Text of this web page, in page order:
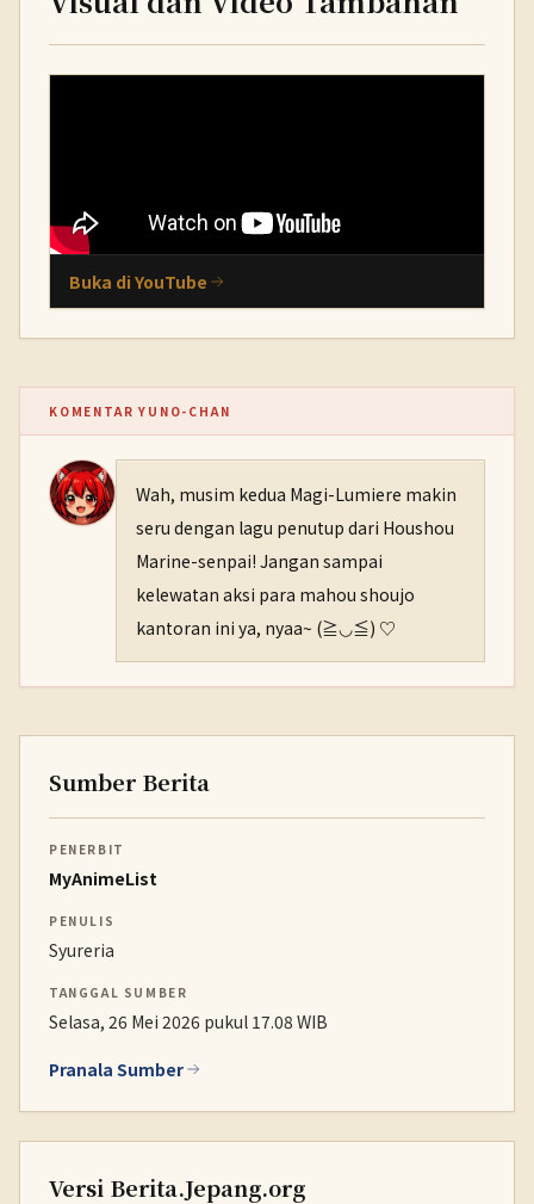
Buka di YouTube
KOMENTAR YUNO-CHAN
Wah, musim kedua Magi-Lumiere makin
seru dengan lagu penutup dari Houshou
Marine-senpai! Jangan sampai
kelewatan aksi para mahou shoujo
kantoran ini ya, nyaa~ (≧◡≦) ♡
Sumber Berita
PENERBIT
MyAnimeList
PENULIS
Syureria
TANGGAL SUMBER
Selasa, 26 Mei 2026 pukul 17.08 WIB
Pranala Sumber
Versi Berita.Jepang.org